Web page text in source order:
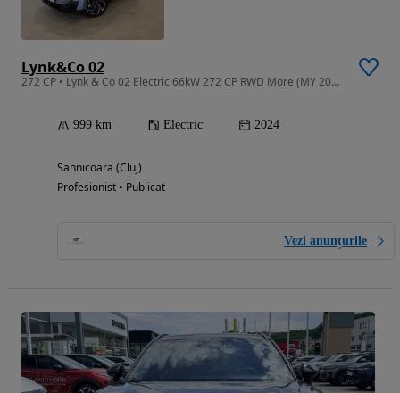
Lynk&Co 02
272 CP • Lynk & Co 02 Electric 66kW 272 CP RWD More (MY 2025)
999 km Electric 2024
Sannicoara (Cluj)
Profesionist • Publicat
Vezi anunțurile